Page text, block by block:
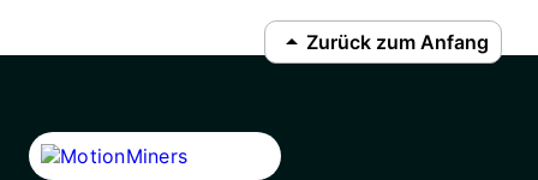
arrow_drop_up Zurück zum Anfang